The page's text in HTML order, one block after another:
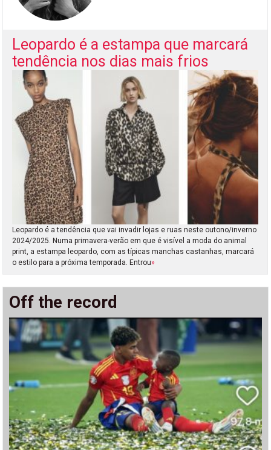
Leopardo é a estampa que marcará
tendência nos dias mais frios
Leopardo é a tendência que vai invadir lojas e ruas neste outono/inverno
2024/2025. Numa primavera-verão em que é visível a moda do animal
print, a estampa leopardo, com as típicas manchas castanhas, marcará
o estilo para a próxima temporada. Entrou»
Off the record